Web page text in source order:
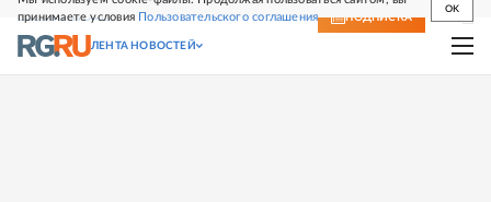
принимаете условия Пользовательского соглашения
OK
СВЕЖИЙ НОМЕР ПОДПИСКА
ЛЕНТА НОВОСТЕЙ